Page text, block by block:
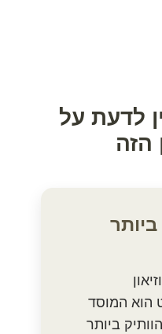
לדעת על
הזה
המוזיאון
הוא המוסד
ביותר